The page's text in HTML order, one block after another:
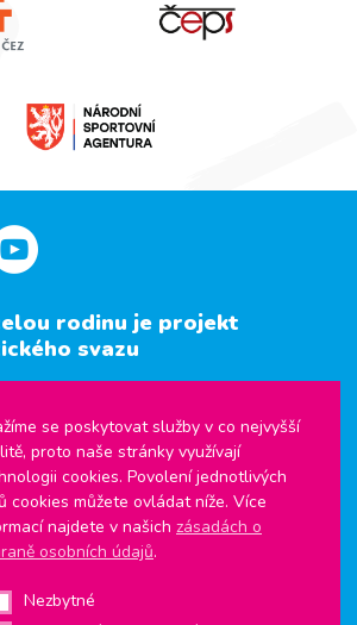
rodinu je projekt
svazu
se poskytovat služby v co nejvyšší
proto naše stránky využívají
cookies. Povolení jednotlivých
cookies můžete ovládat níže. Více
najdete v našich zásadách o
osobních údajů.
Nezbytné